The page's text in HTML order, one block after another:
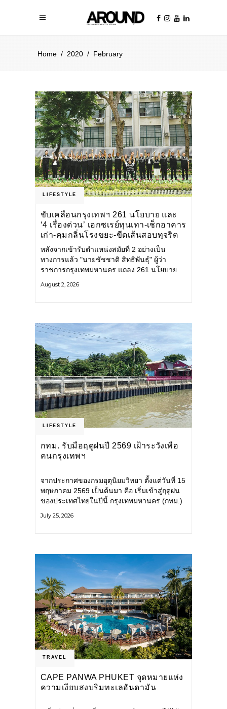
Home / 2020 / February
LIFESTYLE
ขับเคลื่อนกรุงเทพฯ 261 นโยบาย และ
‘4 เรื่องด่วน’ เอกซเรย์ทุนเทา-เช็กอาคาร
เก่า-คุมกลิ่นโรงขยะ-ขีดเส้นสอบทุจริต
หลังจากเข้ารับตำแหน่งสมัยที่ 2 อย่างเป็น
ทางการแล้ว "นายชัชชาติ สิทธิพันธุ์" ผู้ว่า
ราชการกรุงเทพมหานคร แถลง 261 นโยบาย
ยุทธศาสตร์ จัดทำตัวชี้วัด
August 2, 2026
LIFESTYLE
กทม. รับมือฤดูฝนปี 2569 เฝ้าระวังเพื่อ
คนกรุงเทพฯ
จากประกาศของกรมอุตุนิยมวิทยา ตั้งแต่วันที่ 15
พฤษภาคม 2569 เป็นต้นมา คือ เริ่มเข้าสู่ฤดูฝน
ของประเทศไทยในปีนี้ กรุงเทพมหานคร (กทม.)
โครงสร้างพื้นฐาน
July 25, 2026
TRAVEL
CAPE PANWA PHUKET จุดหมายแห่ง
ความเงียบสงบริมทะเลอันดามัน